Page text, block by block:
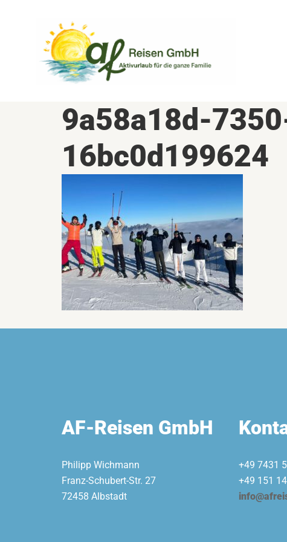
9a58a18d-
16bc0d199624
AF-Reisen GmbH
Philipp Wichmann
Franz-Schubert-Str. 27
72458 Albstadt
+49 7431
+49 151